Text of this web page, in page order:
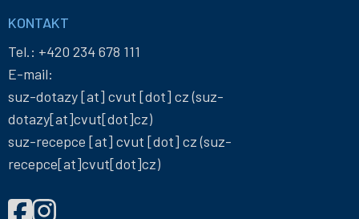
KONTAKT
Tel.: +420 234 678 111
E-mail:
suz-dotazy[at] cvut [dot] cz(suz-
dotazy[at]cvut[dot]cz)
suz-recepce [at] cvut [dot] cz(suz-
recepce[at]cvut[dot]cz)
NAJDETE
Správa
Správa